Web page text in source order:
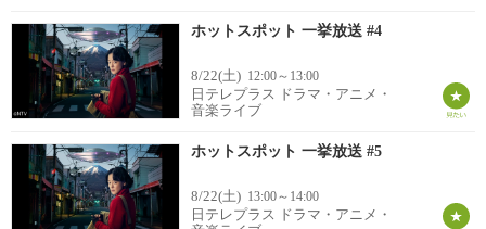
ホットスポット 一挙放送 #4
8/22(土) 12:00～13:00
日テレプラス ドラマ・アニメ・
音楽ライブ
ホットスポット 一挙放送 #5
8/22(土) 13:00～14:00
日テレプラス ドラマ・アニメ・